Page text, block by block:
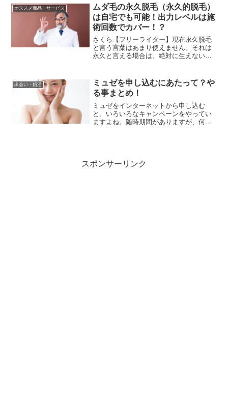
やカミソリなどで剃ったはずの毛穴から
ポツポツとヒゲが出てきま...
オススメ商品・サービス
ムダ毛の永久脱毛（永久的脱毛）
は自宅でも可能！出力レベルは施
術回数でカバー！？
さくら【フリーライター】現在永久脱毛
と言う言葉はあまり使えません。それは
永久と言える場合は、絶対に生えないと
キャッチフレーズ！さくら【フリーライ
ター】雑誌や専門誌、ネッ...
出会い・婚活
ミュゼを申し込むにあたって？や
る事まとめ！
ミュゼをインターネットから申し込む
と、いろいろなキャンペーンをやってい
ますよね。随時期間がありますが、何か
スポンサーリンク